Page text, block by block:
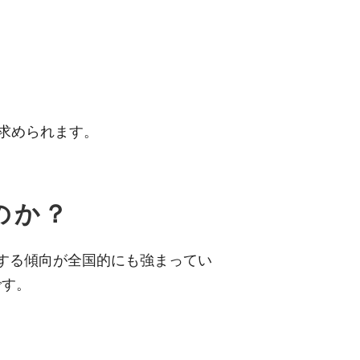
められます。
か？
る傾向が全国的にも強まってい
。